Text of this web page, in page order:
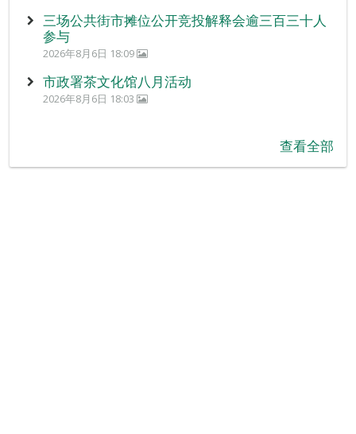
三场公共街市摊位公开竞投解释会逾三百三十人
参与
2026年8月6日 18:09
市政署茶文化馆八月活动
2026年8月6日 18:03
查看全部